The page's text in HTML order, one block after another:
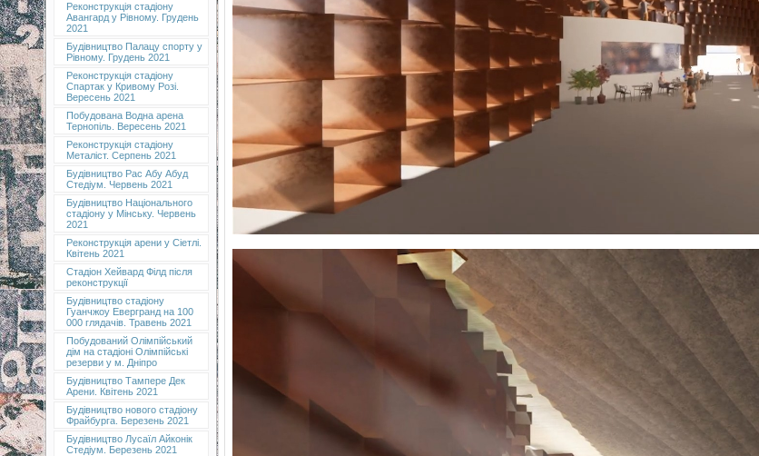
Реконструкція стадіону
Авангард у Рівному. Грудень
2021
Будівництво Палацу спорту у
Рівному. Грудень 2021
Реконструкція стадіону
Спартак у Кривому Розі.
Вересень 2021
Побудована Водна арена
Тернопіль. Вересень 2021
Реконструкція стадіону
Металіст. Серпень 2021
Будівництво Рас Абу Абуд
Стедіум. Червень 2021
Будівництво Національного
стадіону у Мінську. Червень
2021
Реконструкція арени у Сіетлі.
Квітень 2021
Стадіон Хейвард Філд після
реконструкції
Будівництво стадіону
Гуанчжоу Евергранд на 100
000 глядачів. Травень 2021
Побудований Олімпійський
дім на стадіоні Олімпійські
резерви у м. Дніпро
Будівництво Тампере Дек
Арени. Квітень 2021
Будівництво нового стадіону
Фрайбурга. Березень 2021
Будівництво Лусаїл Айконік
Стедіум. Березень 2021